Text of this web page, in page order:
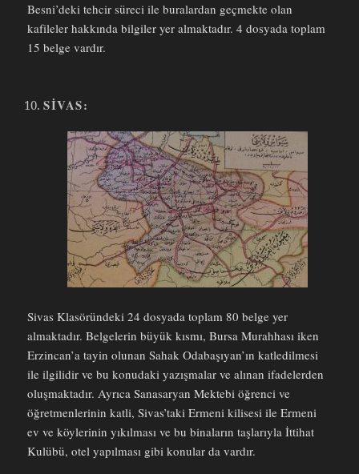
Besni’deki tehcir süreci ile buralardan geçmekte olan
kafileler hakkında bilgiler yer almaktadır. 4 dosyada toplam
15 belge vardır.
SIVAS:
Sivas Klasöründeki 24 dosyada toplam 80 belge yer
almaktadır. Belgelerin büyük kısmı, Bursa Murahhası iken
Erzincan’a tayin olunan Sahak Odabaşıyan’ın katledilmesi
ile ilgilidir ve bu konudaki yazışmalar ve alınan ifadelerden
oluşmaktadır. Ayrıca Sanasaryan Mektebi öğrenci ve
öğretmenlerinin katli, Sivas’taki Ermeni kilisesi ile Ermeni
ev ve köylerinin yıkılması ve bu binaların taşlarıyla İttihat
Kulübü, otel yapılması gibi konular da vardır.